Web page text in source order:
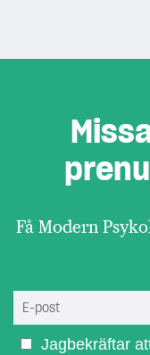
Få Modern
Jagbekräftar